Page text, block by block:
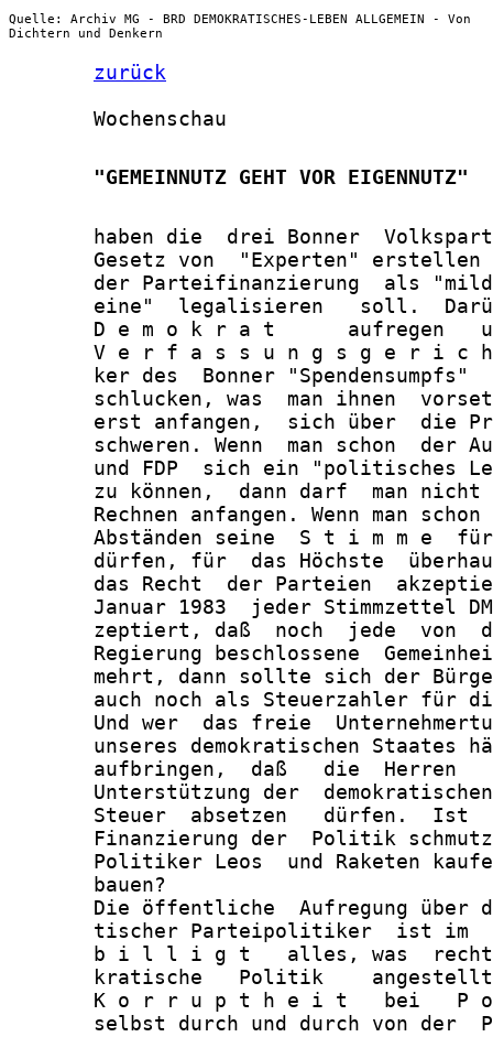
Quelle: Archiv MG - BRD DEMOKRATISCHES-LEBEN ALLGEMEIN - Von
Dichtern und Denkern
zurück
       Wochenschau
       "GEMEINNUTZ GEHT VOR EIGENNUTZ"
haben die  drei Bonner
Gesetz von  "Experten"
der Parteifinanzierung  als
eine"  legalisieren   soll.
D e m o k r a t      aufregen
V e r f a s s u n g s g e r i c
ker des  Bonner "Spendensumpfs"
schlucken, was  man ihnen
erst anfangen,  sich über  die
schweren. Wenn  man schon  der
und FDP  sich ein "politisches
zu können,  dann darf  man
Rechnen anfangen. Wenn man
Abständen seine  S t i m m e
dürfen, für  das Höchste
das Recht  der Parteien
Januar 1983  jeder Stimmzettel
zeptiert, daß  noch  jede  von
Regierung beschlossene
mehrt, dann sollte sich der
auch noch als Steuerzahler für
Und wer  das freie
unseres demokratischen Staates
aufbringen,  daß   die  Herren
Unterstützung der
Steuer  absetzen   dürfen.  Ist
Finanzierung der  Politik
Politiker Leos  und Raketen
       bauen?
Die öffentliche  Aufregung über
tischer Parteipolitiker  ist im
b i l l i g t   alles, was
kratische   Politik
K o r r u p t h e i t   bei   P
selbst durch und durch von der